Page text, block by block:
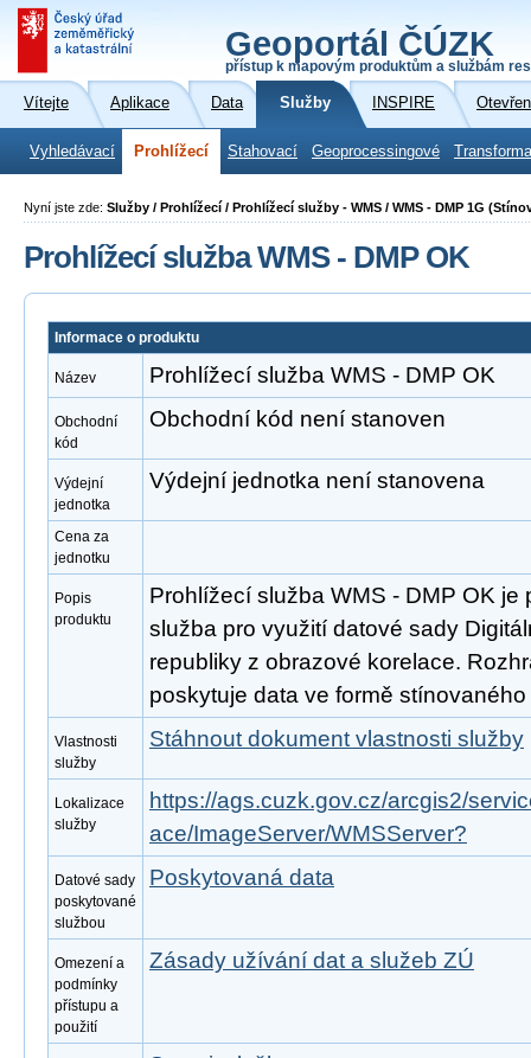
Geoportál ČÚZK
přístup k mapovým produktům a službám
Vítejte Aplikace Data Služby INSPIRE
Vyhledávací Prohlížecí Stahovací Geoprocessingové
Nyní jste zde: Služby / Prohlížecí / Prohlížecí služby - WMS / WMS - DMP 1G
Prohlížecí služba WMS - DMP OK
Informace o produktu
Název Prohlížecí služba WMS - DMP OK
Obchodní
kód
Obchodní kód není stanoven
Výdejní
jednotka
Výdejní jednotka není stanovena
Cena za
jednotku
Popis
produktu
Prohlížecí služba WMS - DMP OK
služba pro využití datové sady
republiky z obrazové korelace.
poskytuje data ve formě
Vlastnosti
služby
Stáhnout dokument vlastnosti služby
Lokalizace
služby
https://ags.cuzk.gov.cz/arcgis2/
ace/ImageServer/WMSServer?
Datové sady
poskytované
službou
Poskytovaná data
Omezení a
podmínky
přístupu a
použití
Zásady užívání dat a služeb ZÚ